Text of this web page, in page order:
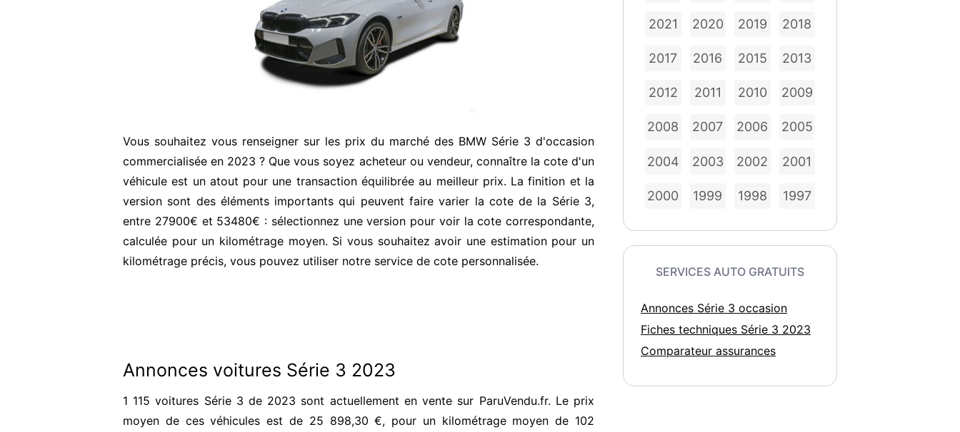
Vous souhaitez vous renseigner sur les prix du marché des BMW Série 3 d'occasion
commercialisée en 2023 ? Que vous soyez acheteur ou vendeur, connaître la cote d'un
véhicule est un atout pour une transaction équilibrée au meilleur prix. La finition et la
version sont des éléments importants qui peuvent faire varier la cote de la Série 3,
entre 27900€ et 53480€ : sélectionnez une version pour voir la cote correspondante,
calculée pour un kilométrage moyen. Si vous souhaitez avoir une estimation pour un
kilométrage précis, vous pouvez utiliser notre service de cote personnalisée.
Annonces voitures Série 3 2023
1 115 voitures Série 3 de 2023 sont actuellement en vente sur ParuVendu.fr. Le prix
moyen de ces véhicules est de 25 898,30 €, pour un kilométrage moyen de 102
2021 2020 2019 2018
2017 2016 2015 2013
2012 2011 2010 2009
2008 2007 2006 2005
2004 2003 2002 2001
2000 1999 1998 1997
SERVICES AUTO GRATUITS
Annonces Série 3 occasion
Fiches techniques Série 3 2023
Comparateur assurances